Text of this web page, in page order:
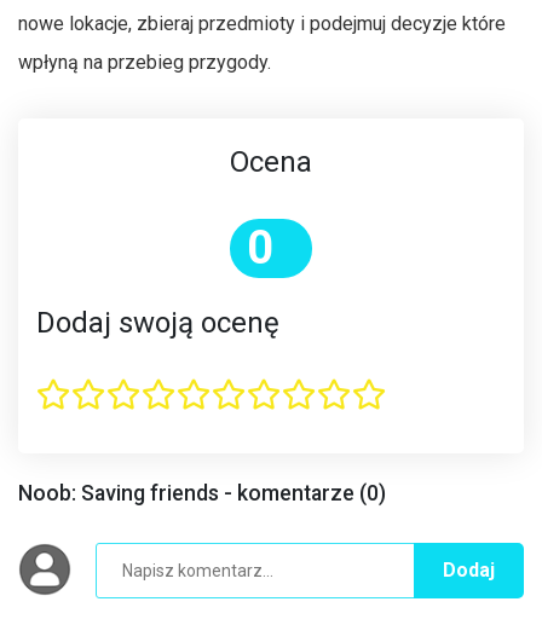
nowe lokacje, zbieraj przedmioty i podejmuj decyzje które
wpłyną na przebieg przygody.
Ocena
0
Dodaj swoją ocenę
Noob: Saving friends - komentarze (0)
Dodaj